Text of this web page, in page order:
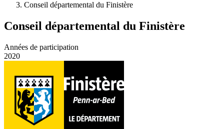
Conseil départemental du Finistère
Conseil départemental du Finistère
Années de participation
2020